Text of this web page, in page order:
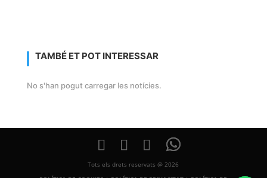
TAMBÉ ET POT INTERESSAR
No s'han pogut carregar les notícies.
Tots els drets reservats @ 2026